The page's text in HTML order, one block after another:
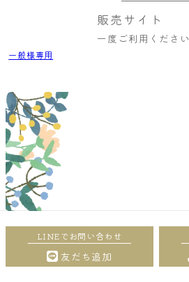
販売サイト
一度ご利用ください
一般様専用
友だち追加